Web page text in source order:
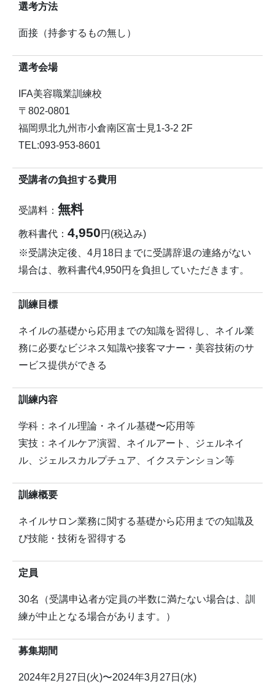
選考方法
面接（持参するもの無し）
選考会場
IFA美容職業訓練校
〒802-0801
福岡県北九州市小倉南区富士見1-3-2 2F
TEL:093-953-8601
受講者の負担する費用
受講料： 無料
教科書代： 4,950円(税込み)
※受講決定後、4月18日までに受講辞退の連絡がない
場合は、教科書代4,950円を負担していただきます。
訓練目標
ネイルの基礎から応用までの知識を習得し、ネイル業
務に必要なビジネス知識や接客マナー・美容技術のサ
ービス提供ができる
訓練内容
学科：ネイル理論・ネイル基礎〜応用等
実技：ネイルケア演習、ネイルアート、ジェルネイ
ル、ジェルスカルプチュア、イクステンション等
訓練概要
ネイルサロン業務に関する基礎から応用までの知識及
び技能・技術を習得する
定員
30名（受講申込者が定員の半数に満たない場合は、訓
練が中止となる場合があります。）
募集期間
2024年2月27日(火)〜2024年3月27日(水)